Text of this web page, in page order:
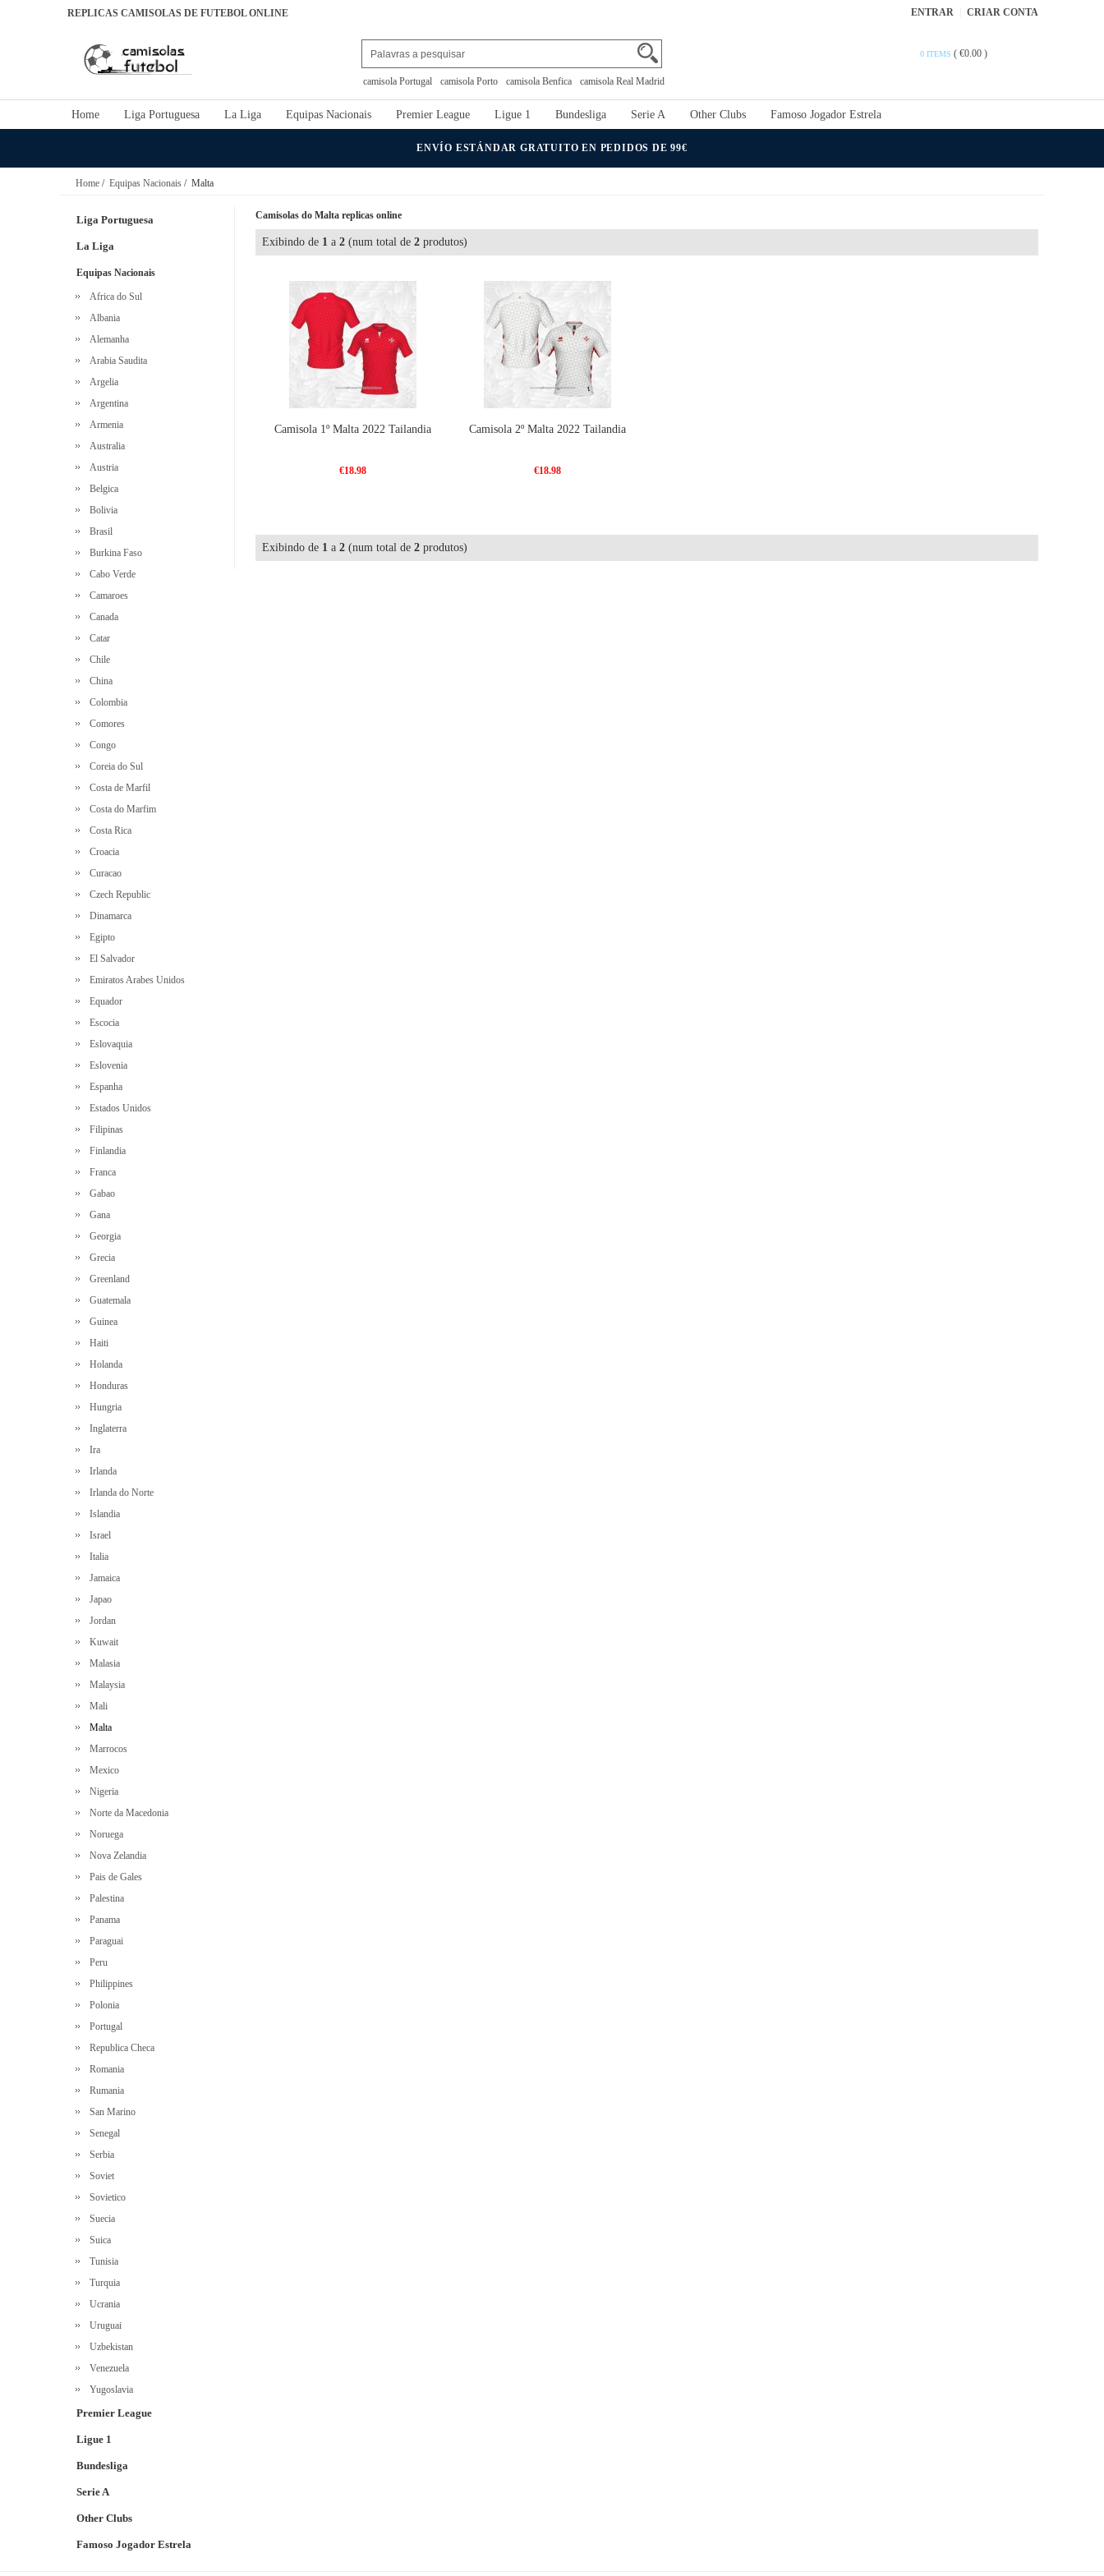
REPLICAS CAMISOLAS DE FUTEBOL ONLINE ENTRAR CRIAR CONTA
camisola Portugal camisola Porto camisola Benfica camisola Real Madrid
0 ITEMS ( €0.00 )
Home Liga Portuguesa La Liga Equipas Nacionais Premier League Ligue 1 Bundesliga Serie A Other Clubs Famoso Jogador Estrela
ENVÍO ESTÁNDAR GRATUITO EN PEDIDOS DE 99€
Home / Equipas Nacionais / Malta
Liga Portuguesa
La Liga
Equipas Nacionais
Africa do Sul
Albania
Alemanha
Arabia Saudita
Argelia
Argentina
Armenia
Australia
Austria
Belgica
Bolivia
Brasil
Burkina Faso
Cabo Verde
Camaroes
Canada
Catar
Chile
China
Colombia
Comores
Congo
Coreia do Sul
Costa de Marfil
Costa do Marfim
Costa Rica
Croacia
Curacao
Czech Republic
Dinamarca
Egipto
El Salvador
Emiratos Arabes Unidos
Equador
Escocia
Eslovaquia
Eslovenia
Espanha
Estados Unidos
Filipinas
Finlandia
Franca
Gabao
Gana
Georgia
Grecia
Greenland
Guatemala
Guinea
Haiti
Holanda
Honduras
Hungria
Inglaterra
Ira
Irlanda
Irlanda do Norte
Islandia
Israel
Italia
Jamaica
Japao
Jordan
Kuwait
Malasia
Malaysia
Mali
Malta
Marrocos
Mexico
Nigeria
Norte da Macedonia
Noruega
Nova Zelandia
Pais de Gales
Palestina
Panama
Paraguai
Peru
Philippines
Polonia
Portugal
Republica Checa
Romania
Rumania
San Marino
Senegal
Serbia
Soviet
Sovietico
Suecia
Suica
Tunisia
Turquia
Ucrania
Uruguai
Uzbekistan
Venezuela
Yugoslavia
Premier League
Ligue 1
Bundesliga
Serie A
Other Clubs
Famoso Jogador Estrela
Camisolas do Malta replicas online
Exibindo de 1 a 2 (num total de 2 produtos)
Camisola 1º Malta 2022 Tailandia
€18.98
Camisola 2º Malta 2022 Tailandia
€18.98
Exibindo de 1 a 2 (num total de 2 produtos)